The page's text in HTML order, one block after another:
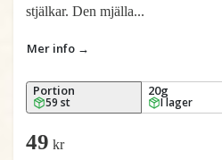
stjälkar. Den mjälla...
Mer info →
Portion
59 st
20g
I lager
49 kr